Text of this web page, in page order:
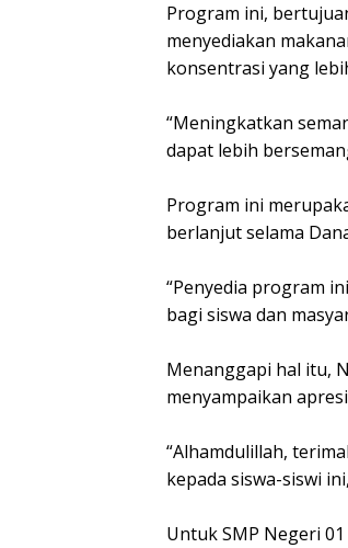
Program ini,
menyediakan
konsentrasi yang
“Meningkatkan
dapat lebih
Program ini
berlanjut selama
“Penyedia program
bagi siswa dan
Menanggapi hal itu,
menyampaikan
“Alhamdulillah,
kepada siswa-siswi
Untuk SMP Negeri